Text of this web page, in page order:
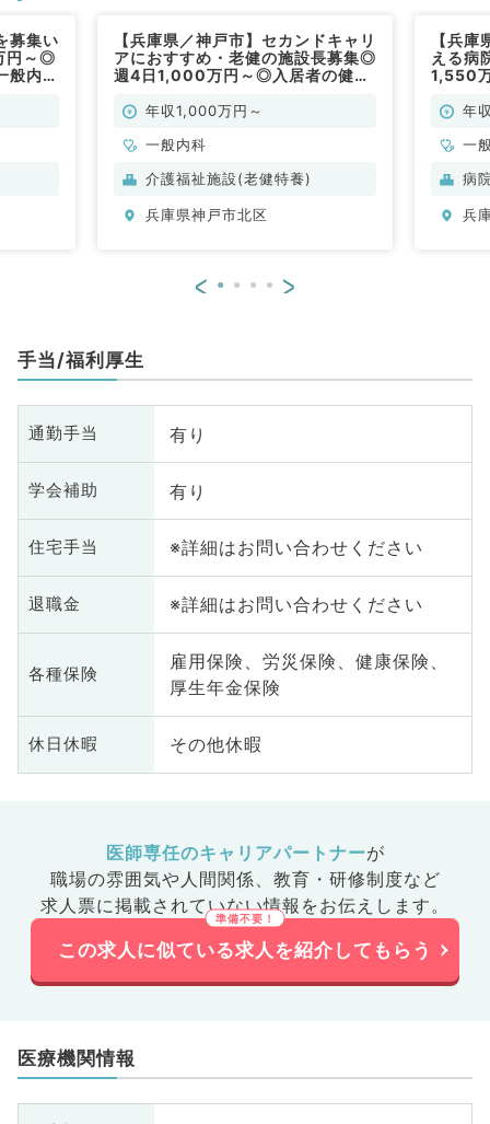
募集い
円～◎
般内科
【兵庫県／神戸市】セカンドキャリ
アにおすすめ・老健の施設長募集◎
週4日1,000万円～◎入居者の健康
常勤）年収1,000万円～
一般内科
介護福祉施設(老健特養)
兵庫県神戸市北区
【兵
える病
1,550
（総合
年
一
病
兵
< >
手当/福利厚生
通勤手当 有り
学会補助 有り
住宅手当 ※詳細はお問い合わせください
退職金 ※詳細はお問い合わせください
各種保険
雇用保険、労災保険、健康保険、
厚生年金保険
休日休暇 その他休暇
医師専任のキャリアパートナーが
職場の雰囲気や人間関係、 教育・研修制度など
求人票に掲載されていない情報をお伝えします。
この求人に似ている求人を紹介してもらう
医療機関情報